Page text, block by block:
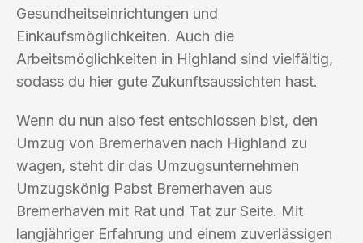
Gesundheitseinrichtungen und
Einkaufsmöglichkeiten. Auch die
Arbeitsmöglichkeiten in Highland sind vielfältig,
sodass du hier gute Zukunftsaussichten hast.
Wenn du nun also fest entschlossen bist, den
Umzug von Bremerhaven nach Highland zu
wagen, steht dir das Umzugsunternehmen
Umzugskönig Pabst Bremerhaven aus
Bremerhaven mit Rat und Tat zur Seite. Mit
langjähriger Erfahrung und einem zuverlässigen